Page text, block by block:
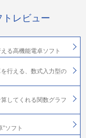
トレビュー
る高機能電卓ソフト
行える、数式入力型の
してくれる関数グラフ
ソフト